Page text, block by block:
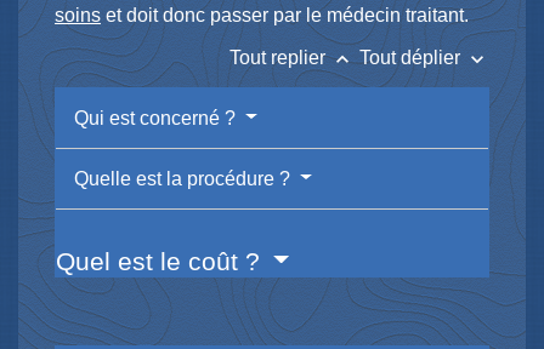
soins et doit donc passer par le médecin traitant.
Tout replierkeyboard_arrow_up Tout déplier keyboard_arrow_down
Qui est concerné ?
Quelle est la procédure ?
Quel est le coût ?